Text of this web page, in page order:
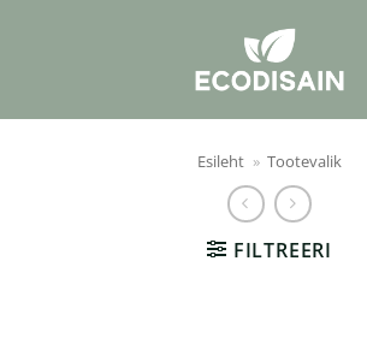
Esileht » Tootevalik
FILTREERI